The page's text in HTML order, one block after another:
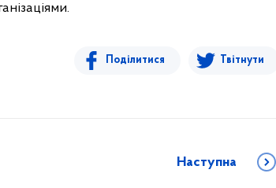
Поділитися Твітнути
Наступна